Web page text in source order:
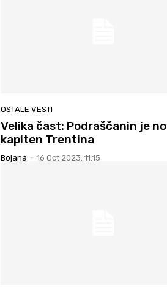
OSTALE VESTI
Velika čast: Podraščanin je
kapiten Trentina
Bojana - 16 Oct 2023. 11:15